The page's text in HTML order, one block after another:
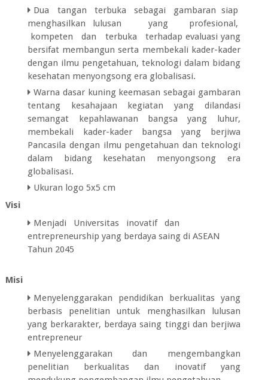
Dua tangan terbuka sebagai gambaran siap
menghasilkan lulusan yang profesional,
kompeten dan terbuka terhadap evaluasi yang
bersifat membangun serta membekali kader-kader
dengan ilmu pengetahuan, teknologi dalam bidang
kesehatan menyongsong era globalisasi.
Warna dasar kuning keemasan sebagai gambaran
tentang kesahajaan kegiatan yang dilandasi
semangat kepahlawanan bangsa yang luhur,
membekali kader-kader bangsa yang berjiwa
Pancasila dengan ilmu pengetahuan dan teknologi
dalam bidang kesehatan menyongsong era
globalisasi.
Ukuran logo 5x5 cm
Visi
Menjadi Universitas inovatif dan
entrepreneurship yang berdaya saing di ASEAN
Tahun 2045
Misi
Menyelenggarakan pendidikan berkualitas yang
berbasis penelitian untuk menghasilkan lulusan
yang berkarakter, berdaya saing tinggi dan berjiwa
entrepreneur
Menyelenggarakan dan mengembangkan
penelitian berkualitas dan inovatif yang